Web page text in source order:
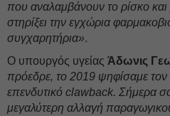
που αναλαμβάνουν το ρίσκο
στηρίξει την εγχώρια
συγχαρητήρια».
Ο υπουργός υγείας Άδωνις
πρόεδρε, το 2019 ψηφίσαμε
επενδυτικό clawback. Σήμερα
μεγαλύτερη αλλαγή